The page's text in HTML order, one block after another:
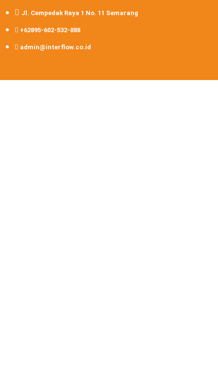
Jl. Cempedak Raya 1 No. 11 Semarang
+62895-602-532-888
admin@interflow.co.id